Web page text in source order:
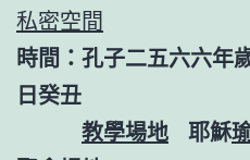
私密空間
時間：孔子二五六六年
日癸丑
教學場地 耶穌